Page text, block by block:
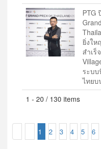
PTG
ยิ่งใ
สำเร็
ระบบ
ไทยบ
1 - 20 / 130 items
1 2 3 4 5 6